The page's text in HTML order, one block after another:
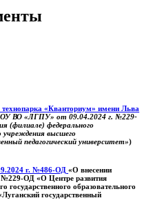
технопарка «Кванториум» имени Льва
ВО «ЛГПУ» от 09.04.2024 г. №229-
(филиале) федерального
учреждения высшего
педагогический университет»)
г. №486-ОД «О внесении
№229-ОД «О Центре развития
государственного образовательного
государственный